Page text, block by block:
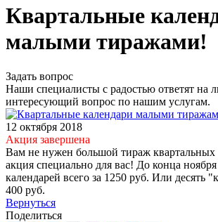
Квартальные
малыми тиражами!
Задать вопрос
Наши специалисты с радостью ответят на
интересующий вопрос по нашим услугам.
12 октября 2018
Акция завершена
Вам не нужен большой тираж квартальных
акция специально для вас! До конца
календарей всего за 1250 руб. Или десять
400 руб.
Вернуться
Поделиться